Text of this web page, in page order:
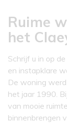
Ruime
het
Schrijf u in op
en instapklare
De woning
het jaar 1990.
van mooie
binnenbrengen